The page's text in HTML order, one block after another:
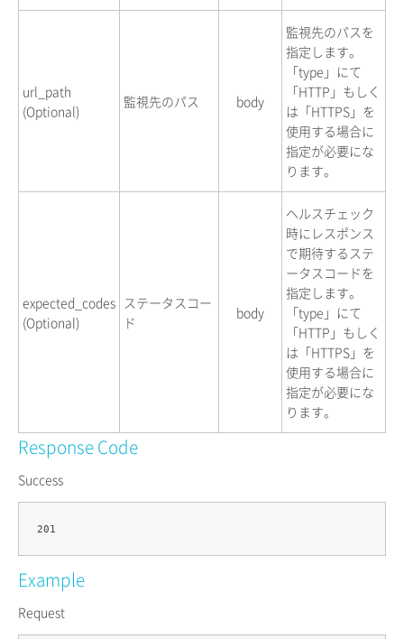
url_path
(Optional)
監視先のパス body
監視先のパスを
指定します。
「type」にて
「HTTP」もしく
は「HTTPS」を
使用する場合に
指定が必要にな
ります。
expected_codes
(Optional)
ステータスコー
ド
body
ヘルスチェック
時にレスポンス
で期待するステ
ータスコードを
指定します。
「type」にて
「HTTP」もしく
は「HTTPS」を
使用する場合に
指定が必要にな
ります。
Response Code
Success
Example
Request